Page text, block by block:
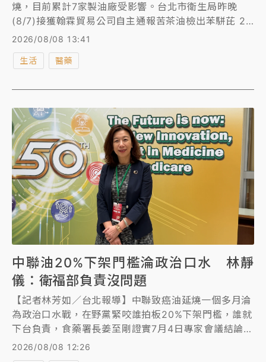
燒，目前累計7家製油廠受影響。台北市衛生局昨晚
(8/7)接獲翰霖貿易公司自主通報苦茶油檢出苯駢芘 2.1
μg/kg，不符規定，使用中國的苦茶籽，該批號已賣出
100瓶，現場尚有118瓶已下架封存。食藥署8月11日及
8月19日分別先在雲林、嘉義辦理2場交流會，從製程
2026/08/08 13:41
生活 醫藥
中聯油20%下架門檻淪政治口水 林靜
儀：衛福部負責沒問題
【記者林芳如／台北報導】中聯致癌油延燒一個多月淪
為政治口水戰，在野黨緊咬誰拍板20%下架門檻，誰就
下台負責，食藥署長姜至剛證實7月4日專家會議結論由
他裁示，衛福部長石崇良8月5日在立法院答詢：「這個
2026/08/08 12:26